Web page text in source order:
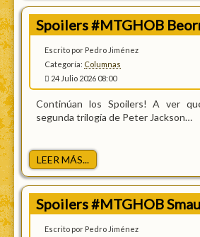
Spoilers #MTGHOB
Escrito por Pedro Jiménez
Categoría: Columnas
24 Julio 2026 08:00
Continúan los Spoilers! A ver
segunda trilogía de Peter Jackson…
LEER MÁS...
Spoilers #MTGHOB
Escrito por Pedro Jiménez